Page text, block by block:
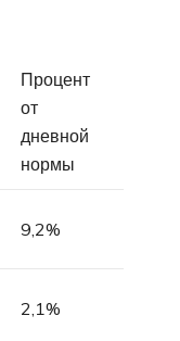
Процент
от
дневной
нормы
9,2%
2,1%